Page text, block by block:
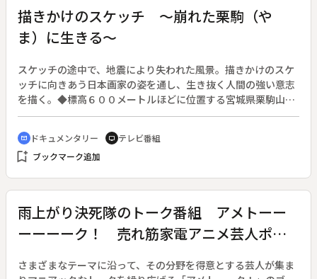
描きかけのスケッチ ～崩れた栗駒（や
ま）に生きる～
スケッチの途中で、地震により失われた風景。描きかけのスケ
ッチに向きあう日本画家の姿を通し、生き抜く人間の強い意志
を描く。◆標高６００メートルほどに位置する宮城県栗駒山の
耕英地区は、夏は厳しい陽射し、冬の積雪は２メートルにもな
り「人は住めない」とまで言われた厳しい自然環境だった。１
００人ほどが暮らしていたその土地を、２００８年６月に大地
震が襲った。避難指示が出され、住民たちは土地を追われた。
んでいた。大崩落は、わずか２０メートル先まで迫っていた。
能島さんは「厳しくも美しい自然に身を置いて風景画を描きた
い」と１９９６年に関東から移り住んだが、人命さえ奪った今
回の自然の厳しさに打ちひしがれ、筆を持てなくなった。地震
のブナ林の風景。色を塗っておらず、まだ描きかけだった。し
cinematic_blur ドキュメンタリー tv テレビ番組
bookmark_add ブックマーク追加
雨上がり決死隊のトーク番組 アメトーー
ーーーーク！ 売れ筋家電アニメ芸人ポイ
さまざまなテーマに沿って、その分野を得意とする芸人が集ま